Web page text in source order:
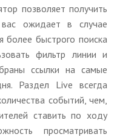
позволяет получить
вас ожидает в случае
более быстрого поиска
фильтр линии и
ссылки на самые
Раздел Live всегда
событий, чем,
ставить по ходу
просматривать